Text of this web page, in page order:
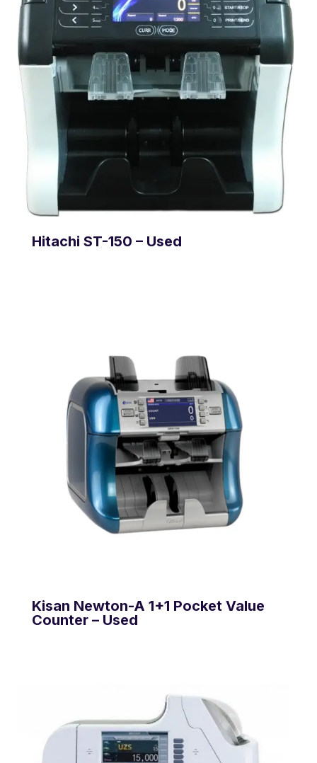
Hitachi ST-150 – Used
Kisan Newton-A 1+1 Pocket Value
Counter – Used